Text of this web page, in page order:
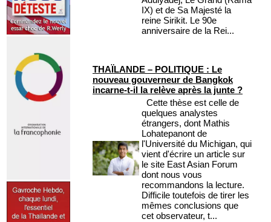
IX) et de Sa Majesté la
reine Sirikit. Le 90e
anniversaire de la Rei...
THAÏLANDE – POLITIQUE : Le
nouveau gouverneur de Bangkok
incarne-t-il la relève après la junte ?
Cette thèse est celle de
quelques analystes
étrangers, dont Mathis
Lohatepanont de
l'Université du Michigan, qui
vient d'écrire un article sur
le site East Asian Forum
dont nous vous
recommandons la lecture.
Difficile toutefois de tirer les
mêmes conclusions que
cet observateur, t...